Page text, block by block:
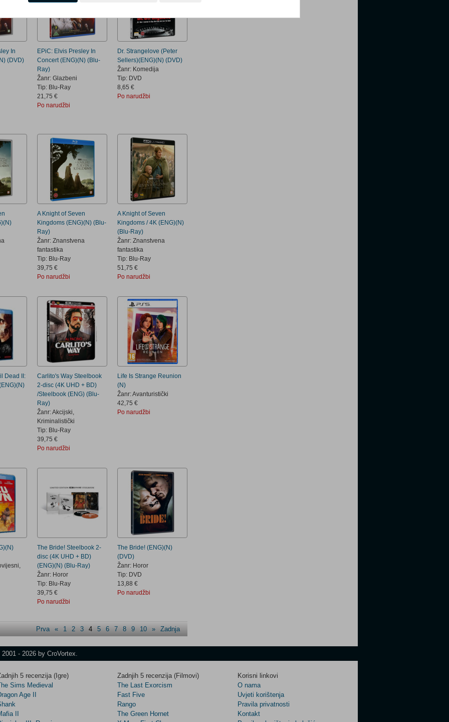
In
(DVD)
EPiC: Elvis Presley In
Concert (ENG)(N) (Blu-
Ray)
Žanr: Glazbeni
Tip: Blu-Ray
21,75 €
Po narudžbi
Dr. Strangelove (Peter
Sellers)(ENG)(N) (DVD)
Žanr: Komedija
Tip: DVD
8,65 €
Po narudžbi
A Knight of Seven
Kingdoms (ENG)(N) (Blu-
Ray)
Žanr: Znanstvena
fantastika
Tip: Blu-Ray
39,75 €
Po narudžbi
A Knight of Seven
Kingdoms / 4K (ENG)(N)
(Blu-Ray)
Žanr: Znanstvena
fantastika
Tip: Blu-Ray
51,75 €
Po narudžbi
Dead II:
Carlito's Way Steelbook
2-disc (4K UHD + BD)
/Steelbook (ENG) (Blu-
Ray)
Žanr: Akcijski,
Kriminalistički
Tip: Blu-Ray
39,75 €
Po narudžbi
Life Is Strange Reunion
(N)
Žanr: Avanturistički
42,75 €
Po narudžbi
The Bride! Steelbook 2-
disc (4K UHD + BD)
(ENG)(N) (Blu-Ray)
Žanr: Horor
Tip: Blu-Ray
39,75 €
Po narudžbi
The Bride! (ENG)(N)
(DVD)
Žanr: Horor
Tip: DVD
13,88 €
Po narudžbi
Prva « 1 2 3 4 5 6 7 8 9 10 » Zadnja
- 2026 by CroVortex.
5 recenzija (Igre)
Sims Medieval
Age II
II
Zadnjih 5 recenzija (Filmovi)
The Last Exorcism
Fast Five
Rango
The Green Hornet
Korisni linkovi
O nama
Uvjeti korištenja
Pravila privatnosti
Kontakt